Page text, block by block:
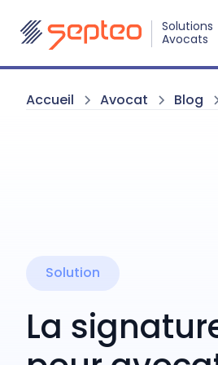
Solutions
Avocats
Accueil Avocat Blog
Solution
La